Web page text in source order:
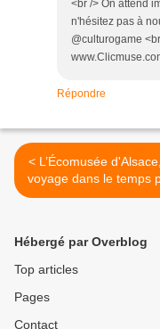
<br /> On attend
n'hésitez pas à
@culturogame
Répondre
< L’Écomusée d'Alsace, un
voyage dans le temps
petits et grands
Hébergé par Overblog
Top articles
Pages
Contact